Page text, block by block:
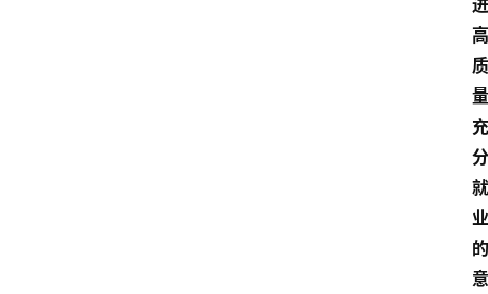
进
高
质
量
充
分
就
业
的
意